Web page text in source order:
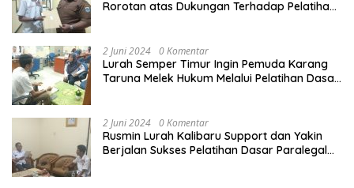
Rorotan atas Dukungan Terhadap Pelatihan
2 Juni 2024 0 Komentar
Lurah Semper Timur Ingin Pemuda Karang
Taruna Melek Hukum Melalui Pelatihan Dasar
2 Juni 2024 0 Komentar
Rusmin Lurah Kalibaru Support dan Yakin
Berjalan Sukses Pelatihan Dasar Paralegal